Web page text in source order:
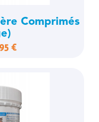
Comprimés
€